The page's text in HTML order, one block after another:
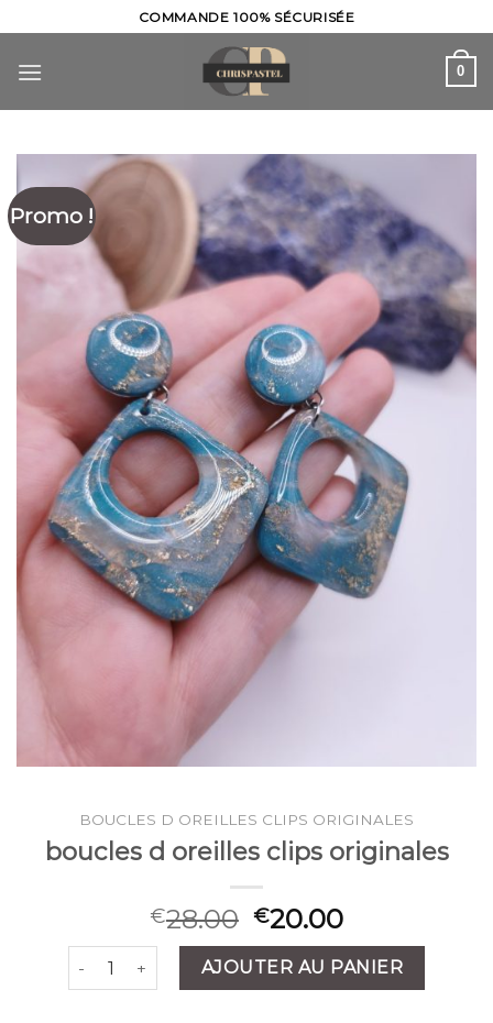
to
content
COMMANDE 100% SÉCURISÉE
0
Promo !
BOUCLES D OREILLES CLIPS ORIGINALES
boucles d oreilles clips originales
€28.00 €20.00
quantité de boucles d oreilles clips originales
AJOUTER AU PANIER